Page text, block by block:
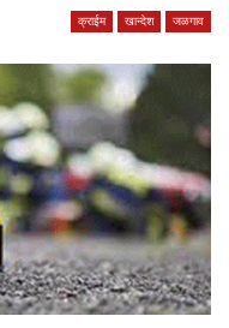
क्राईम खान्देश जळगाव